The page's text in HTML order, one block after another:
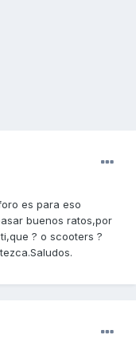
es para eso
buenos ratos,por
? o scooters ?